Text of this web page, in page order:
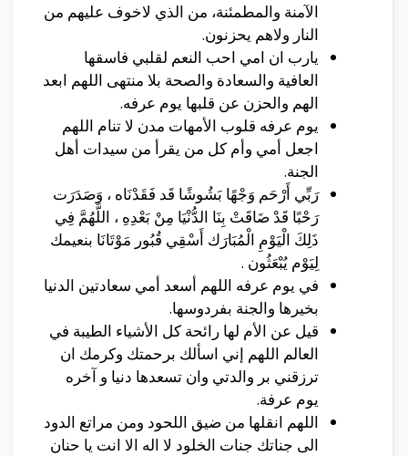
الآمنة والمطمئنة، من الذي لاخوف عليهم من
النار ولاهم يحزنون.
يارب ان امي احب النعم لقلبي فاسقها
العافية والسعادة والصحة بلا منتهى اللهم ابعد
الهم والحزن عن قلبها يوم عرفه.
يوم عرفه قلوب الأمهات مدن لا تنام اللهم
اجعل أمي وأم كل من يقرأ من سيدات أهل
الجنة.
رَبِّي أَرْحَم وَجْهًا بَشُوشًا قَد فَقَدْنَاه ، وَصَدَرَت
رَحْبًا قَدْ ضَاقَتْ بِنَا الدُّنْيَا مِنْ بَعْدِهِ ، اللَّهُمَّ فِي
ذَلِكَ الْيَوْمِ الْمُبَارَك أَسْقِي قُبُور مَوْتَانَا بنعيمك
لِيَوْم يُبْعَثُون .
في يوم عرفه اللهم أسعد أمي سعادتين الدنيا
بخيرها والجنة بفردوسها.
قيل عن الأم لها رائحة كل الأشياء الطيبة في
العالم اللهم إني اسألك برحمتك وكرمك ان
ترزقني بر والدتي وان تسعدها دنيا و آخره
يوم عرفة.
اللهم انقلها من ضيق اللحود ومن مراتع الدود
الى جناتك جنات الخلود لا اله الا انت يا حنان